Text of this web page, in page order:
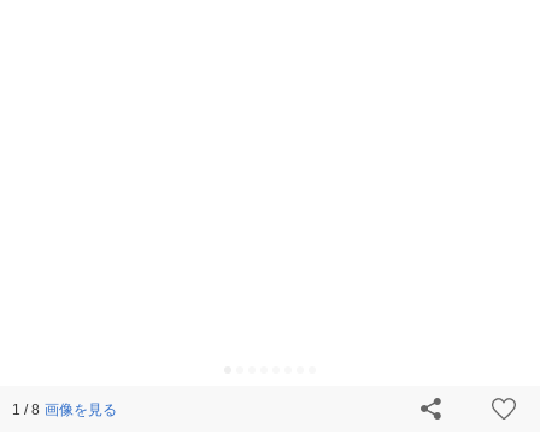
1 / 8 画像を見る